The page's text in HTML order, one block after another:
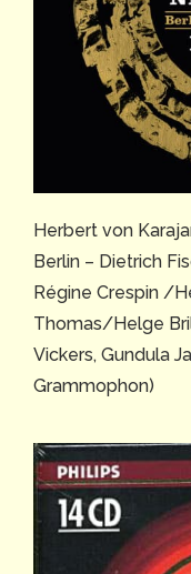
Herbert von
Berlin – Dietrich
Régine Crespin /
Thomas/Helge
Vickers, Gundula
Grammophon)